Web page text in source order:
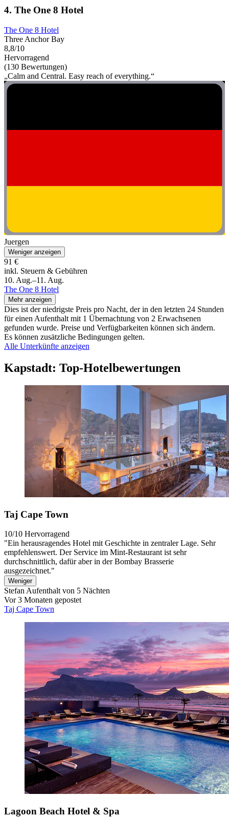
4. The One 8 Hotel
The One 8 Hotel
Three Anchor Bay
8,8/10
Hervorragend
(130 Bewertungen)
„Calm and Central. Easy reach of everything.“
Juergen
Weniger anzeigen
91 €
inkl. Steuern & Gebühren
10. Aug.–11. Aug.
The One 8 Hotel
Mehr anzeigen
Dies ist der niedrigste Preis pro Nacht, der in den letzten 24 Stunden
für einen Aufenthalt mit 1 Übernachtung von 2 Erwachsenen
gefunden wurde. Preise und Verfügbarkeiten können sich ändern.
Es können zusätzliche Bedingungen gelten.
Alle Unterkünfte anzeigen
Kapstadt: Top-Hotelbewertungen
Taj Cape Town
10/10 Hervorragend
"Ein herausragendes Hotel mit Geschichte in zentraler Lage. Sehr
empfehlenswert. Der Service im Mint-Restaurant ist sehr
durchschnittlich, dafür aber in der Bombay Brasserie
ausgezeichnet."
Weniger
StefanAufenthalt von 5 Nächten
Vor 3 Monaten gepostet
Taj Cape Town
Lagoon Beach Hotel & Spa